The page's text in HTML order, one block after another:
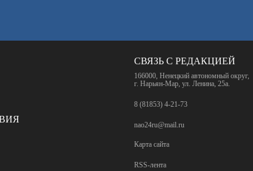
СВЯЗЬ С РЕДАКЦИЕЙ
166000, Ненецкий автономный округ,
г. Нарьян-Мар, ул. Ленина, 25а.
8 (81853) 4-21-73
nao24ru@mail.ru
Карта сайта
RSS-лента